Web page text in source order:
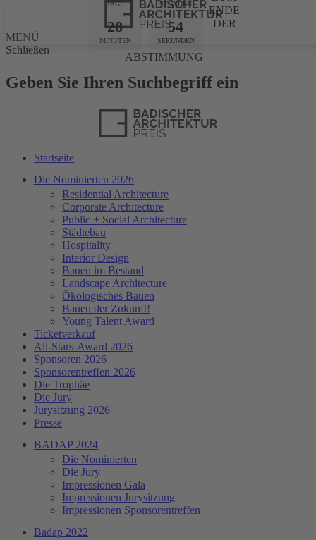
TAGE STUNDEN
28
MINUTEN
53
SEKUNDEN
ENDE
DER
ABSTIMMUNG
MENÜ
Schließen
Geben Sie Ihren Suchbegriff ein
Startseite
Die Nominierten 2026
Residential Architecture
Corporate Architecture
Public + Social Architecture
Städtebau
Hospitality
Interior Design
Bauen im Bestand
Landscape Architecture
Ökologisches Bauen
Bauen der Zukunft!
Young Talent Award
Ticketverkauf
All-Stars-Award 2026
Sponsoren 2026
Sponsorentreffen 2026
Die Trophäe
Die Jury
Jurysitzung 2026
Presse
BADAP 2024
Die Nominierten
Die Jury
Impressionen Gala
Impressionen Jurysitzung
Impressionen Sponsorentreffen
Badap 2022